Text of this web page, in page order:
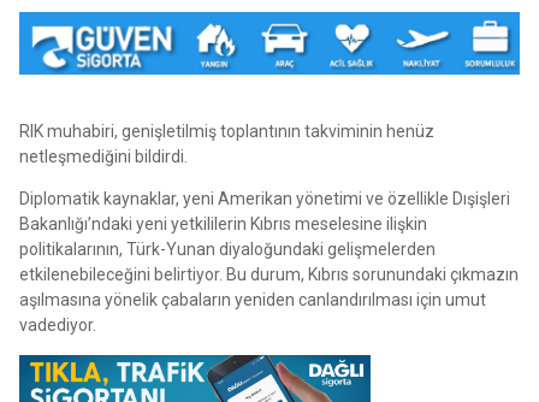
RIK muhabiri, genişletilmiş toplantının takviminin henüz
netleşmediğini bildirdi.
Diplomatik kaynaklar, yeni Amerikan yönetimi ve özellikle Dışişleri
Bakanlığı’ndaki yeni yetkililerin Kıbrıs meselesine ilişkin
politikalarının, Türk-Yunan diyaloğundaki gelişmelerden
etkilenebileceğini belirtiyor. Bu durum, Kıbrıs sorunundaki çıkmazın
aşılmasına yönelik çabaların yeniden canlandırılması için umut
vadediyor.